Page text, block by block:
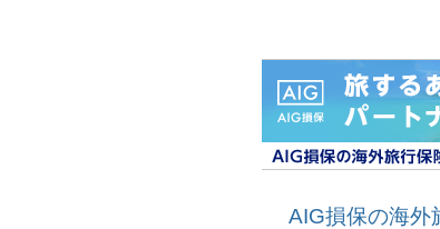
AIG損保の海外